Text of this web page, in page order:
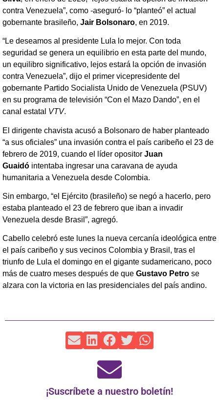
contra Venezuela”, como -aseguró- lo “planteó” el actual
gobernante brasileño, Jair Bolsonaro, en 2019.
“Le deseamos al presidente Lula lo mejor. Con toda
seguridad se genera un equilibrio en esta parte del mundo,
un equilibro significativo, lejos estará la opción de invasión
contra Venezuela”, dijo el primer vicepresidente del
gobernante Partido Socialista Unido de Venezuela (PSUV)
en su programa de televisión “Con el Mazo Dando”, en el
canal estatal VTV.
El dirigente chavista acusó a Bolsonaro de haber planteado
“a sus oficiales” una invasión contra el país caribeño el 23 de
febrero de 2019, cuando el líder opositor Juan
Guaidó intentaba ingresar una caravana de ayuda
humanitaria a Venezuela desde Colombia.
Sin embargo, “el Ejército (brasileño) se negó a hacerlo, pero
estaba planteado el 23 de febrero que iban a invadir
Venezuela desde Brasil”, agregó.
Cabello celebró este lunes la nueva cercanía ideológica entre
el país caribeño y sus vecinos Colombia y Brasil, tras el
triunfo de Lula el domingo en el gigante sudamericano, poco
más de cuatro meses después de que Gustavo Petro se
alzara con la victoria en las presidenciales del país andino.
¡Suscríbete a nuestro boletín!